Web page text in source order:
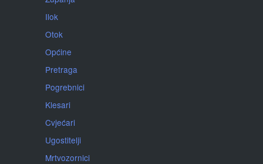
Ilok
Otok
Općine
Pretraga
Pogrebnici
Klesari
Cvjećari
Ugostitelji
Mrtvozornici